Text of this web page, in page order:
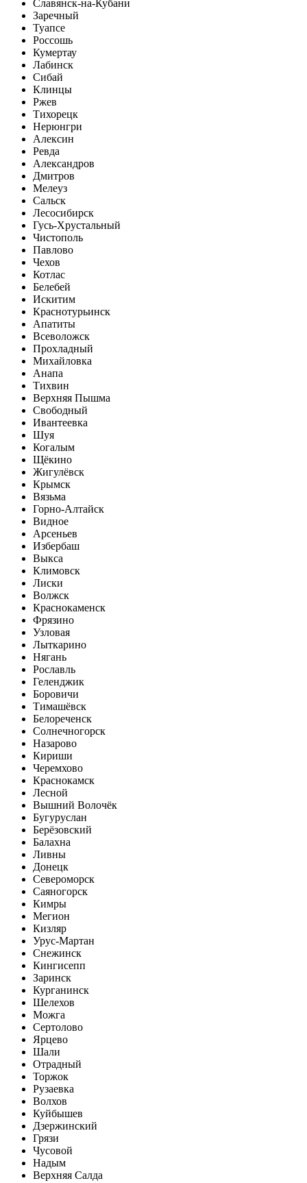
Славянск-на-Кубани
Заречный
Туапсе
Россошь
Кумертау
Лабинск
Сибай
Клинцы
Ржев
Тихорецк
Нерюнгри
Алексин
Ревда
Александров
Дмитров
Мелеуз
Сальск
Лесосибирск
Гусь-Хрустальный
Чистополь
Павлово
Чехов
Котлас
Белебей
Искитим
Краснотурьинск
Апатиты
Всеволожск
Прохладный
Михайловка
Анапа
Тихвин
Верхняя Пышма
Свободный
Ивантеевка
Шуя
Когалым
Щёкино
Жигулёвск
Крымск
Вязьма
Горно-Алтайск
Видное
Арсеньев
Избербаш
Выкса
Климовск
Лиски
Волжск
Краснокаменск
Фрязино
Узловая
Лыткарино
Нягань
Рославль
Геленджик
Боровичи
Тимашёвск
Белореченск
Солнечногорск
Назарово
Кириши
Черемхово
Краснокамск
Лесной
Вышний Волочёк
Бугуруслан
Берёзовский
Балахна
Ливны
Донецк
Североморск
Саяногорск
Кимры
Мегион
Кизляр
Урус-Мартан
Снежинск
Кингисепп
Заринск
Курганинск
Шелехов
Можга
Сертолово
Ярцево
Шали
Отрадный
Торжок
Рузаевка
Волхов
Куйбышев
Дзержинский
Грязи
Чусовой
Надым
Верхняя Салда